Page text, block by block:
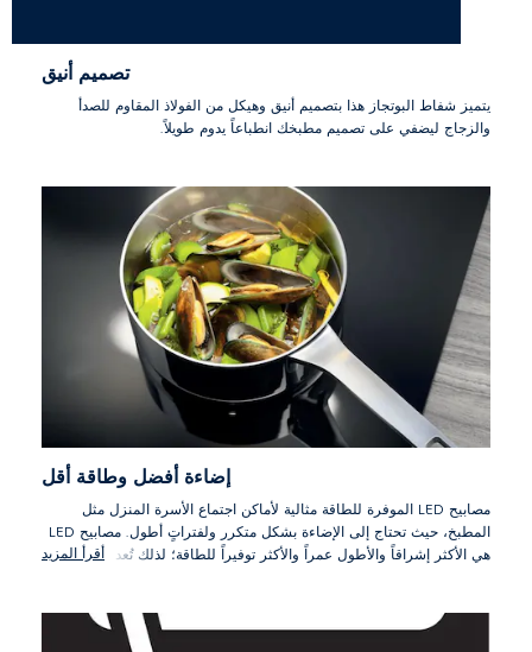
تصميم أنيق
يتميز شفاط البوتجاز هذا بتصميم أنيق وهيكل من الفولاذ المقاوم للصدأ
والزجاج ليضفي على تصميم مطبخك انطباعاً يدوم طويلاً.
إضاءة أفضل وطاقة أقل
مصابيح LED الموفرة للطاقة مثالية لأماكن اجتماع الأسرة المنزل مثل
المطبخ، حيث تحتاج إلى الإضاءة بشكل متكرر ولفتراتٍ أطول. مصابيح LED
هي الأكثر إشراقاً والأطول عمراً والأكثر توفيراً للطاقة؛ لذلك تُعد عنصراًأقرأ المزيد